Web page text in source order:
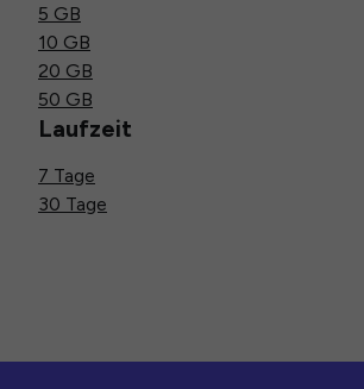
5 GB
10 GB
20 GB
50 GB
Laufzeit
7 Tage
30 Tage